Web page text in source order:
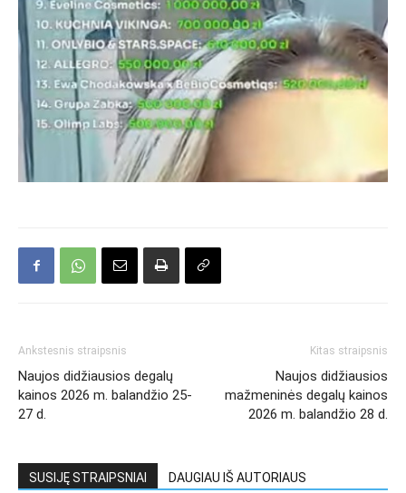
Ankstesnis straipsnis
Naujos didžiausios degalų
kainos 2026 m. balandžio 25-
27 d.
Kitas straipsnis
Naujos didžiausios
mažmeninės degalų kainos
2026 m. balandžio 28 d.
SUSIJĘ STRAIPSNIAI DAUGIAU IŠ AUTORIAUS